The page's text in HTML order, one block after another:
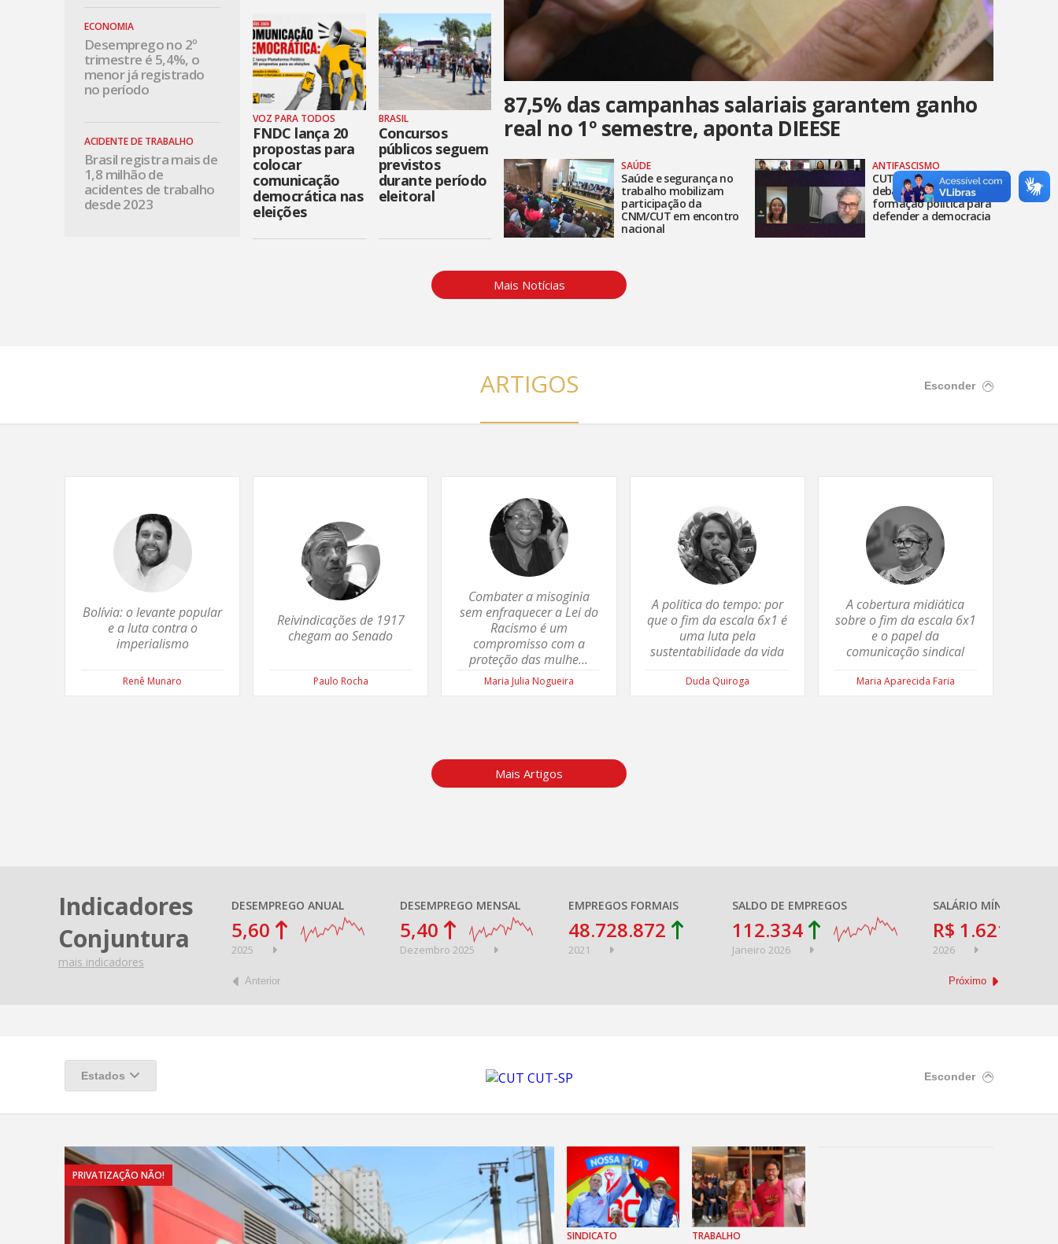
ECONOMIA
Desemprego no 2º
trimestre é 5,4%, o
menor já registrado
no período
ACIDENTE DE TRABALHO
Brasil registra mais de
1,8 milhão de
acidentes de trabalho
desde 2023
VOZ PARA TODOS
FNDC lança 20
propostas para
colocar
comunicação
democrática nas
eleições
BRASIL
Concursos
públicos seguem
previstos
durante período
eleitoral
87,5% das campanhas salariais garantem ganho
real no 1º semestre, aponta DIEESE
SAÚDE
Saúde e segurança no
trabalho mobilizam
participação da
CNM/CUT em encontro
nacional
ANTIFASCISMO
CUT encerra ciclo de
debates reforçando
formação política para
defender a democracia
Mais Notícias
ARTIGOS Esconder
Bolívia: o levante popular
e a luta contra o
imperialismo
Renê Munaro
Reivindicações de 1917
chegam ao Senado
Paulo Rocha
Combater a misoginia
sem enfraquecer a Lei do
Racismo é um
compromisso com a
proteção das mulhe...
Maria Julia Nogueira
A política do tempo: por
que o fim da escala 6x1 é
uma luta pela
sustentabilidade da vida
Duda Quiroga
A cobertura midiática
sobre o fim da escala 6x1
e o papel da
comunicação sindical
Maria Aparecida Faria
Mais Artigos
Indicadores
Conjuntura
mais indicadores
Anterior
DESEMPREGO ANUAL
5,60
2025
DESEMPREGO MENSAL
5,40
Dezembro 2025
EMPREGOS FORMAIS
48.728.872
2021
SALDO DE EMPREGOS
112.334
Janeiro 2026
SALÁRIO MÍNIMO
R$ 1.621,00
2026
Próximo
Estados Esconder
PRIVATIZAÇÃO NÃO!
SINDICATO TRABALHO